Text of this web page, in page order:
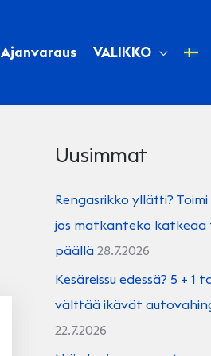
Ajanvaraus VALIKKO
Uusimmat
Rengasrikko yllätti? Toimi
jos matkanteko katkeaa
päällä 28.7.2026
Kesäreissu edessä? 5 + 1
välttää ikävät
22.7.2026